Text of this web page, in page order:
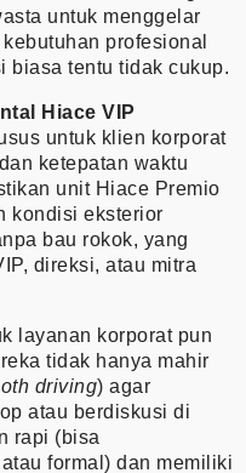
untuk menggelar
profesional
biasa tentu tidak cukup.
Hiace VIP
untuk klien korporat
ketepatan waktu
unit Hiace Premio
kondisi eksterior
bau rokok, yang
direksi, atau mitra
layanan korporat pun
tidak hanya mahir
driving) agar
atau berdiskusi di
rapi (bisa
formal) dan memiliki